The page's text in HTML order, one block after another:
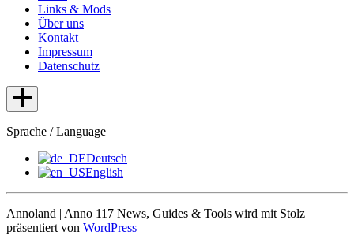
Links & Mods
Über uns
Kontakt
Impressum
Datenschutz
Sprache / Language
Deutsch
English
Annoland | Anno 117 News, Guides & Tools wird mit Stolz
präsentiert von WordPress